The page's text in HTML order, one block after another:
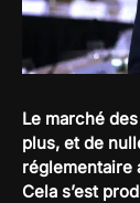
Le marché
plus, et de
réglementaire
Cela s’est